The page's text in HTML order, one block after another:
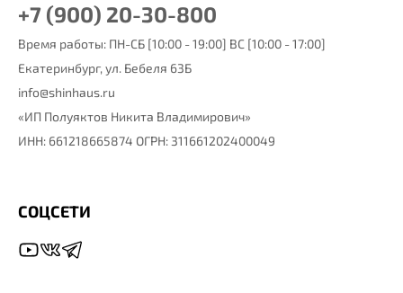
+7 (900) 20-30-800
Время работы: ПН-СБ [10:00 - 19:00] ВС [10:00 - 17:00]
Екатеринбург, ул. Бебеля 63Б
info@shinhaus.ru
«ИП Полуяктов Никита Владимирович»
ИНН: 661218665874 ОГРН: 311661202400049
СОЦСЕТИ